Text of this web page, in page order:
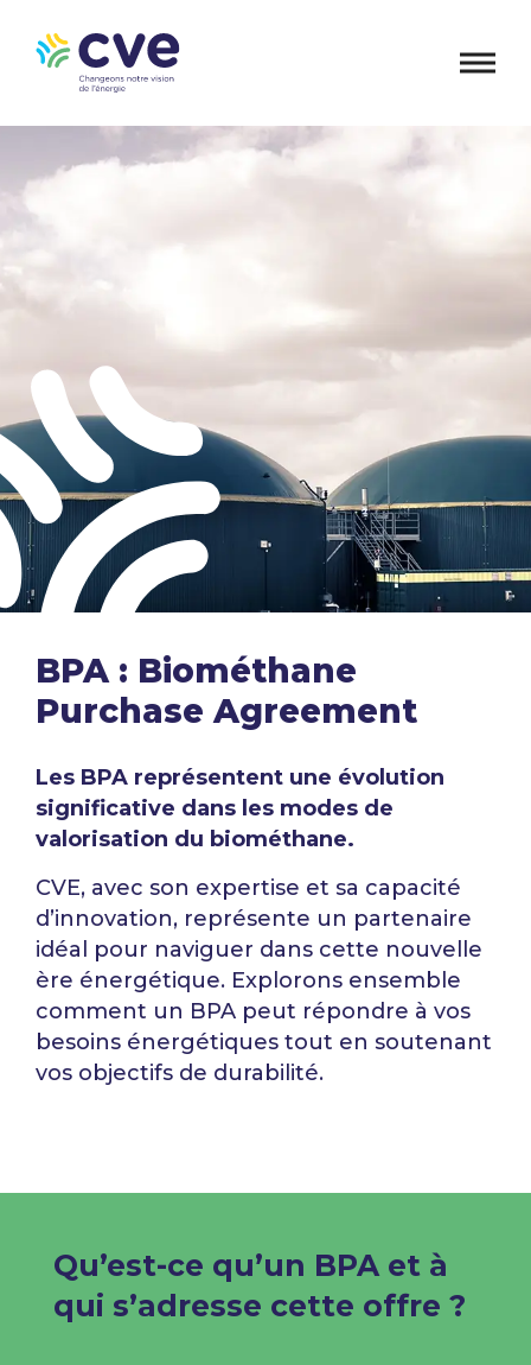
BPA : Biométhane
Purchase Agreement
Les BPA représentent une évolution
significative dans les modes de
valorisation du biométhane.
CVE, avec son expertise et sa capacité
d’innovation, représente un partenaire
idéal pour naviguer dans cette nouvelle
ère énergétique. Explorons ensemble
comment un BPA peut répondre à vos
besoins énergétiques tout en soutenant
vos objectifs de durabilité.
Qu’est-ce qu’un BPA et à
qui s’adresse cette offre ?​